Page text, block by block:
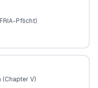
Pflicht)
(Chapter V)